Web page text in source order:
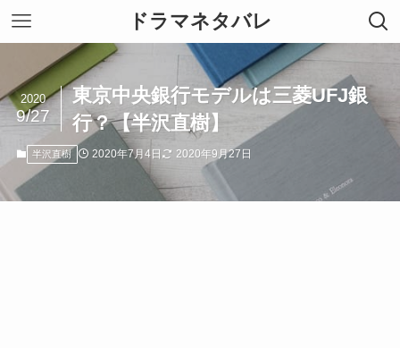
ドラマネタバレ
東京中央銀行モデルは三菱UFJ銀
行？【半沢直樹】
2020
9/27
半沢直樹 2020年7月4日 2020年9月27日